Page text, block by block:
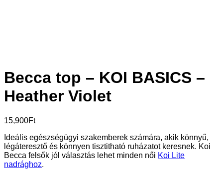
Becca top – KOI BASICS –
Heather Violet
15,900Ft
Ideális egészségügyi szakemberek számára, akik könnyű,
légáteresztő és könnyen tisztitható ruházatot keresnek. Koi
Becca felsők jól választás lehet minden női Koi Lite
nadrághoz.